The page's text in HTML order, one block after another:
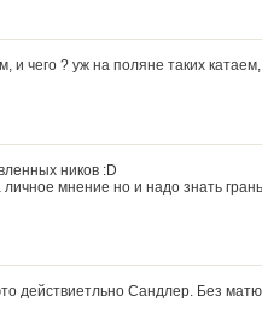
и чего ? уж на поляне таких
ников :D
мнение но и надо знать
действиетльно Сандлер. Без